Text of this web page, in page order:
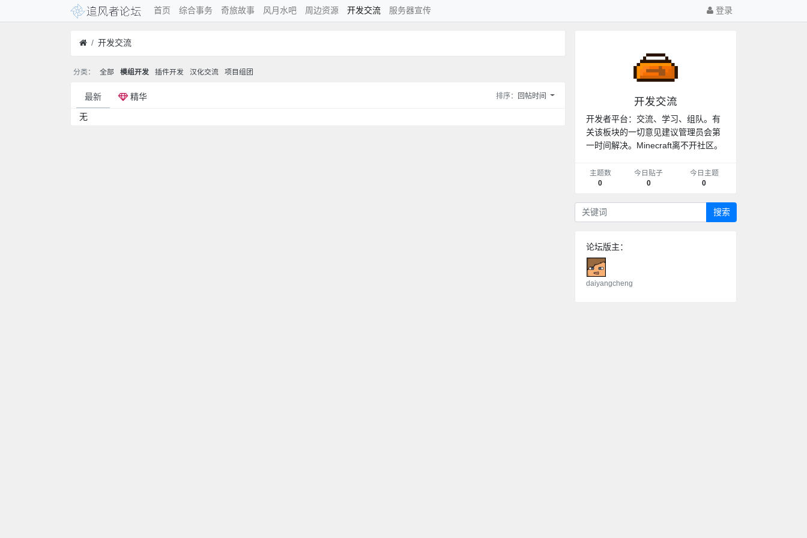
首页 综合事务 奇旅故事 风月水吧 周边资源 开发交流 服务器宣传 登录
开发交流
分类： 全部 模组开发 插件开发 汉化交流 项目组团
最新 精华 排序： 回帖时间
无
开发交流
开发者平台：交流、学习、组队。有
关该板块的一切意见建议管理员会第
一时间解决。Minecraft离不开社区。
主题数
0
今日贴子
0
今日主题
0
搜索
论坛版主：
daiyangcheng